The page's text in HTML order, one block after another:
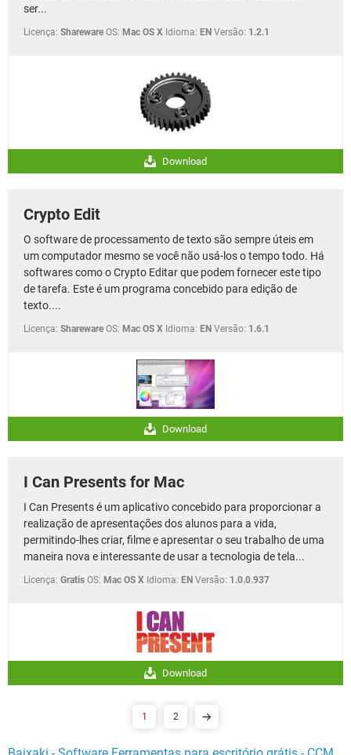
ser...
Licença: Shareware OS: Mac OS X Idioma: EN Versão: 1.2.1
Download
Crypto Edit
O software de processamento de texto são sempre úteis em
um computador mesmo se você não usá-los o tempo todo. Há
softwares como o Crypto Editar que podem fornecer este tipo
de tarefa. Este é um programa concebido para edição de
texto....
Licença: Shareware OS: Mac OS X Idioma: EN Versão: 1.6.1
Download
I Can Presents for Mac
I Can Presents é um aplicativo concebido para proporcionar a
realização de apresentações dos alunos para a vida,
permitindo-lhes criar, filme e apresentar o seu trabalho de uma
maneira nova e interessante de usar a tecnologia de tela...
Licença: Gratis OS: Mac OS X Idioma: EN Versão: 1.0.0.937
Download
1 2